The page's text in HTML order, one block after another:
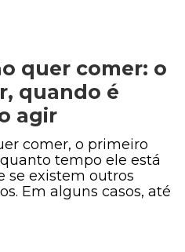
quer comer: o
quando é
agir
comer, o primeiro
tempo ele está
se existem outros
Em alguns casos, até